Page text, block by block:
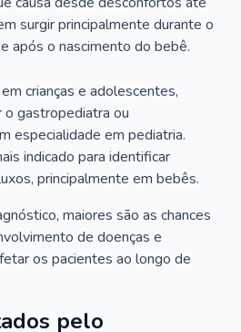
surgir principalmente durante o
após o nascimento do bebê.
crianças e adolescentes,
o gastropediatra ou
especialidade em pediatria.
indicado para identificar
principalmente em bebês.
maiores são as chances
de doenças e
os pacientes ao longo de
pelo